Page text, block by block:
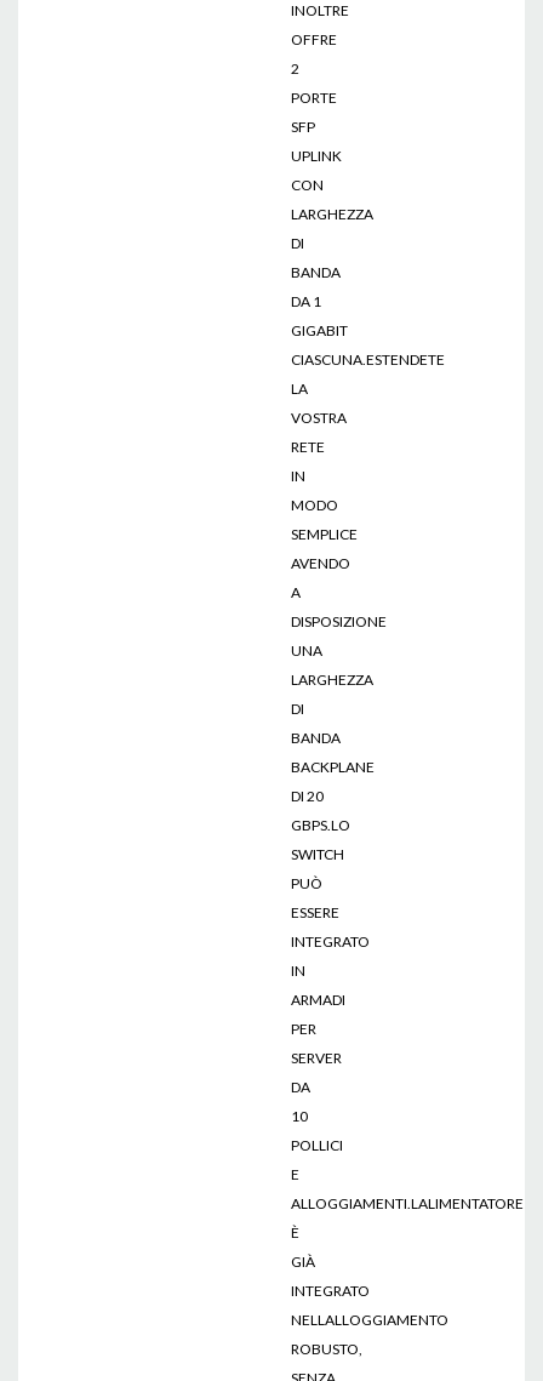
INOLTRE
OFFRE
2
PORTE
SFP
UPLINK
CON
LARGHEZZA
DI
BANDA
DA 1
GIGABIT
CIASCUNA.ESTENDETE
LA
VOSTRA
RETE
IN
MODO
SEMPLICE
AVENDO
A
DISPOSIZIONE
UNA
LARGHEZZA
DI
BANDA
BACKPLANE
DI 20
GBPS.LO
SWITCH
PUÒ
ESSERE
INTEGRATO
IN
ARMADI
PER
SERVER
DA
10
POLLICI
E
ALLOGGIAMENTI.LALIMENTATORE
È
GIÀ
INTEGRATO
NELLALLOGGIAMENTO
ROBUSTO,